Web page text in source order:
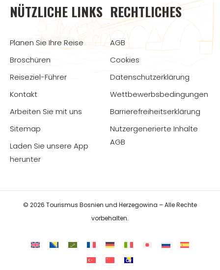
NÜTZLICHE LINKS
Planen Sie Ihre Reise
Broschüren
Reiseziel-Führer
Kontakt
Arbeiten Sie mit uns
Sitemap
Laden Sie unsere App
herunter
RECHTLICHES
AGB
Cookies
Datenschutzerklärung
Wettbewerbsbedingungen
Barrierefreiheitserklärung
Nutzergenerierte Inhalte
AGB
© 2026 Tourismus Bosnien und Herzegowina – Alle Rechte
vorbehalten.